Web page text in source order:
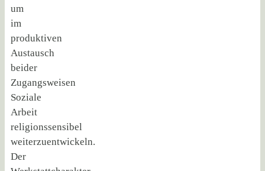
um
im
produktiven
Austausch
beider
Zugangsweisen
Soziale
Arbeit
religionssensibel
weiterzuentwickeln.
Der